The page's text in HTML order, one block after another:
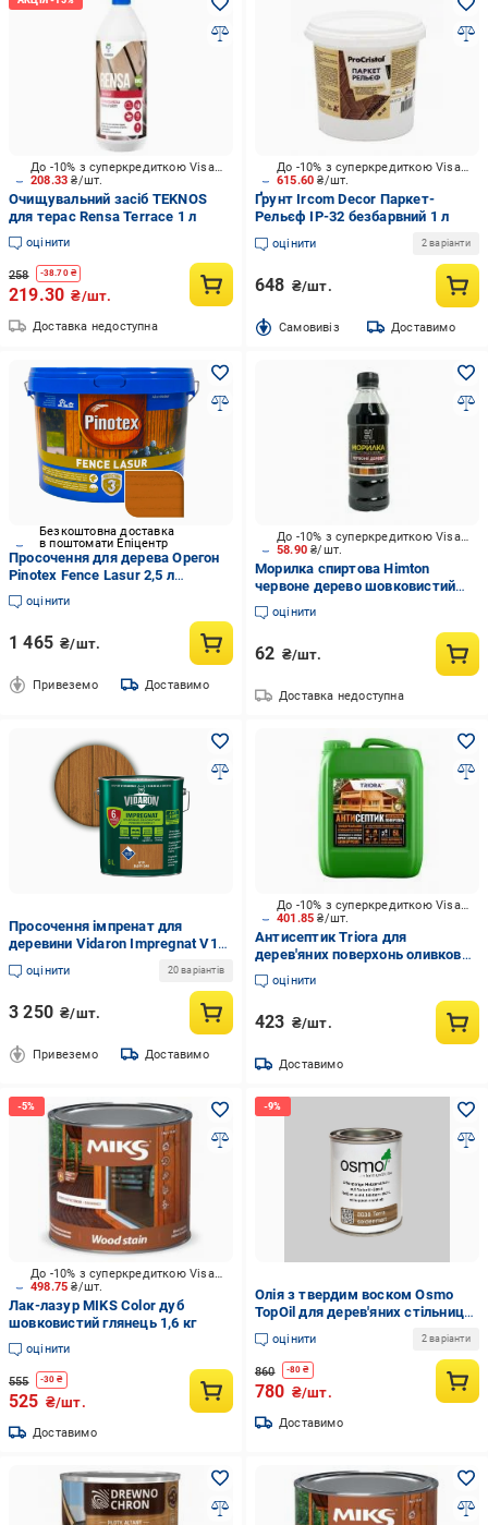
208.33₴/шт.
До -10% з суперкредиткою Visa Вигода
Очищувальний засіб TEKNOS
для терас Rensa Terrace 1 л
оцінити
258 -38.70₴
219.30 ₴/шт.
Доставка недоступна
615.60₴/шт.
До -10% з суперкредиткою Visa Вигода
Ґрунт Ircom Decor Паркет-
Рельєф ІР-32 безбарвний 1 л
оцінити 2 варіанти
648 ₴/шт.
Cамовивіз Доставимо
Безкоштовна доставка
в поштомати Епіцентр
Просочення для дерева Орегон
Pinotex Fence Lasur 2,5 л
(5309230)
оцінити
1 465 ₴/шт.
Привеземо Доставимо
58.90₴/шт.
До -10% з суперкредиткою Visa Вигода
Морилка спиртова Himton
червоне дерево шовковистий
мат 0,4 л
оцінити
62 ₴/шт.
Доставка недоступна
Просочення імпренат для
деревини Vidaron Impregnat V19
9 л Золотий дуб
оцінити 20 варіантів
3 250 ₴/шт.
Привеземо Доставимо
401.85₴/шт.
До -10% з суперкредиткою Visa Вигода
Антисептик Triora для
дерев'яних поверхонь оливковий
5 л
оцінити
423 ₴/шт.
Доставимо
498.75₴/шт.
До -10% з суперкредиткою Visa Вигода
Лак-лазур MIKS Color дуб
шовковистий глянець 1,6 кг
оцінити
555 -30 ₴
525 ₴/шт.
Доставимо
Олія з твердим воском Osmo
TopOil для дерев'яних стільниць
та меблів 0,125 л Терра (3038)
оцінити 2 варіанти
860 -80 ₴
780 ₴/шт.
Доставимо